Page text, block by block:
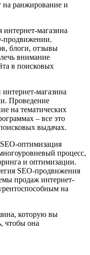
на ранжирование и
интернет-магазина
продвижении.
блоги, отзывы
внимание
в поисковых
магазина
Проведение
на тематических
– все это
выдачах.
оптимизация
процесс,
и оптимизации.
SEO-продвижения
продаж интернет-
на
которую вы
чтобы она